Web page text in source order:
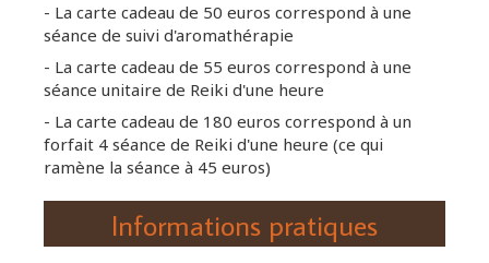
- La carte cadeau de 50 euros correspond à une
séance de suivi d'aromathérapie
- La carte cadeau de 55 euros correspond à une
séance unitaire de Reiki d'une heure
- La carte cadeau de 180 euros correspond à un
forfait 4 séance de Reiki d'une heure (ce qui
ramène la séance à 45 euros)
Informations pratiques